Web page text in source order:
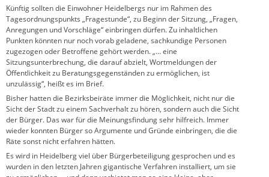
Künftig sollten die Einwohner Heidelbergs nur im Rahmen des
Tagesordnungspunkts „Fragestunde“, zu Beginn der Sitzung, „Fragen,
Anregungen und Vorschläge“ einbringen dürfen. Zu inhaltlichen
Punkten könnten nur noch vorab geladene, sachkundige Personen
zugezogen oder Betroffene gehört werden. „… eine
Sitzungsunterbrechung, die darauf abzielt, Wortmeldungen der
Öffentlichkeit zu Beratungsgegenständen zu ermöglichen, ist
unzulässig“, heißt es im Brief.
Bisher hatten die Bezirksbeiräte immer die Möglichkeit, nicht nur die
Sicht der Stadt zu einem Sachverhalt zu hören, sondern auch die Sicht
der Bürger. Das war für die Meinungsfindung sehr hilfreich. Immer
wieder konnten Bürger so Argumente und Gründe einbringen, die die
Räte sonst nicht erfahren hätten.
Es wird in Heidelberg viel über Bürgerbeteiligung gesprochen und es
wurden in den letzten Jahren gigantische Verfahren installiert, um sie